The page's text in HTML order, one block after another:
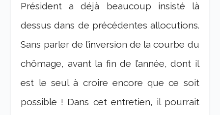
Président a déjà beaucoup insisté là
dessus dans de précédentes allocutions.
Sans parler de l’inversion de la courbe du
chômage, avant la fin de l’année, dont il
est le seul à croire encore que ce soit
possible ! Dans cet entretien, il pourrait